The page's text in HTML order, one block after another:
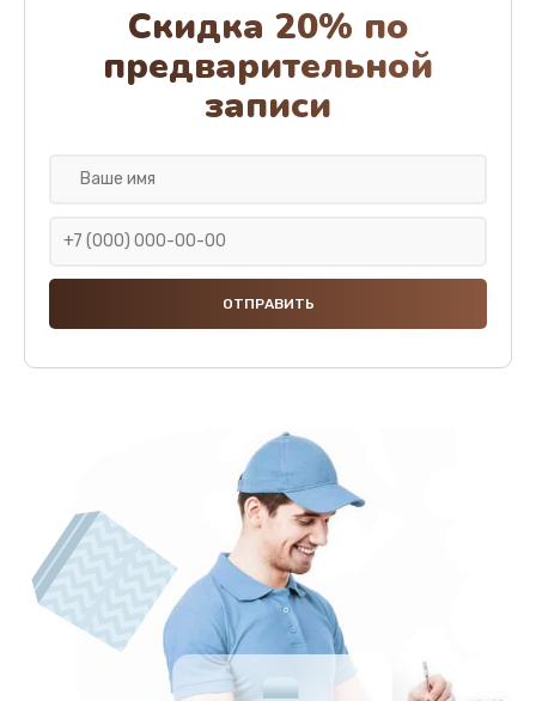
Ремонт капучинатора
800 руб.
Заказать
Замена жерновов
Чистка от кофейных масел
700 руб.
Заказать
Замена модуля управления
600 руб.
Заказать
Скидка 20% по
предварительной
записи